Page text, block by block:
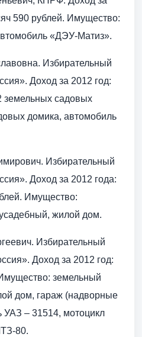
590 рублей. Имущество:
«ДЭУ-Матиз».
Избирательный
Доход за 2012 год:
земельных садовых
домика, автомобиль
Избирательный
Доход за 2012 года:
Имущество:
жилой дом.
Избирательный
Доход за 2012 год:
земельный
дом, гараж (надворные
УАЗ – 31514, мотоцикл
80.